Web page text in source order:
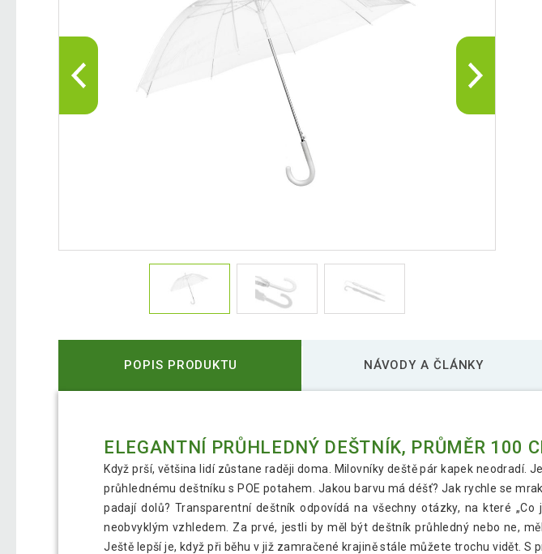
POPIS PRODUKTU NÁVODY A ČLÁNKY
ELEGANTNÍ PRŮHLEDNÝ DEŠTNÍK, PRŮMĚR 100
Když prší, většina lidí zůstane raději doma. Milovníky deště pár kapek neodradí.
průhlednému deštníku s POE potahem. Jakou barvu má déšť? Jak rychle se
padají dolů? Transparentní deštník odpovídá na všechny otázky, na které
neobvyklým vzhledem. Za prvé, jestli by měl být deštník průhledný nebo ne,
Ještě lepší je, když při běhu v již zamračené krajině stále můžete trochu vidět.